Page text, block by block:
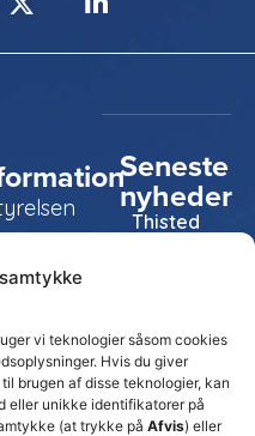
vi teknologier såsom cookies
Hvis du giver
til brugen af disse teknologier, kan
eller unikke identifikatorer på
(at trykke på Afvis) eller
500
Seneste
nyheder
Thisted
for at
sikre
klubbens
fremtid
15. juli 2026